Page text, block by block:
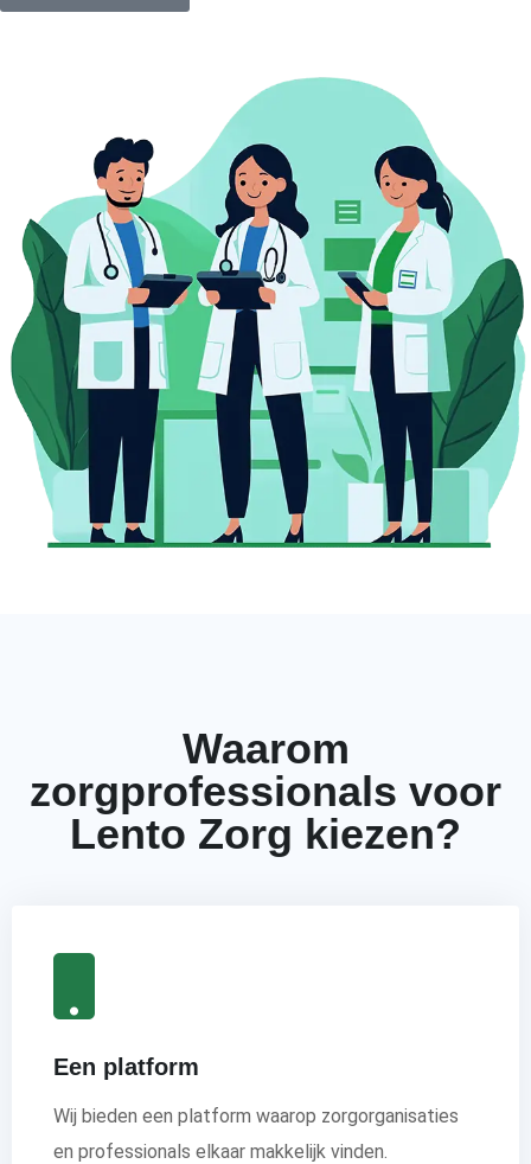
Waarom
zorgprofessionals voor
Lento Zorg kiezen?
Een platform
Wij bieden een platform waarop zorgorganisaties
en professionals elkaar makkelijk vinden.